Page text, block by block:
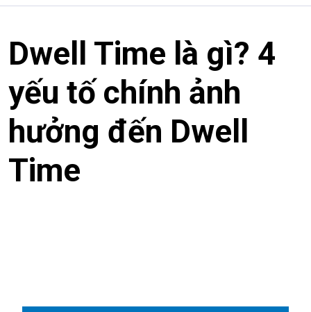
Dwell Time là gì? 4
yếu tố chính ảnh
hưởng đến Dwell
Time